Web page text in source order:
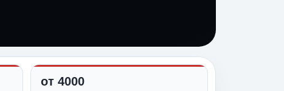
от 4000